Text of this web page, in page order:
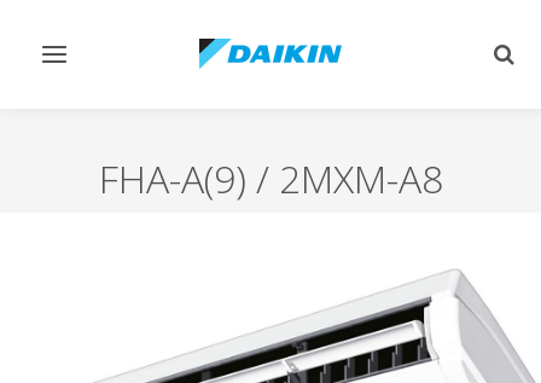
Afficher/masquer
FHA-A(9) / 2MXM-A8